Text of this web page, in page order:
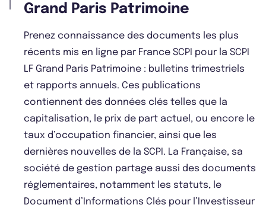
Grand Paris Patrimoine
Prenez connaissance des documents les plus
récents mis en ligne par France SCPI pour la SCPI
LF Grand Paris Patrimoine : bulletins trimestriels
et rapports annuels. Ces publications
contiennent des données clés telles que la
capitalisation, le prix de part actuel, ou encore le
taux d’occupation financier, ainsi que les
dernières nouvelles de la SCPI. La Française, sa
société de gestion partage aussi des documents
réglementaires, notamment les statuts, le
Document d’Informations Clés pour l’Investisseur